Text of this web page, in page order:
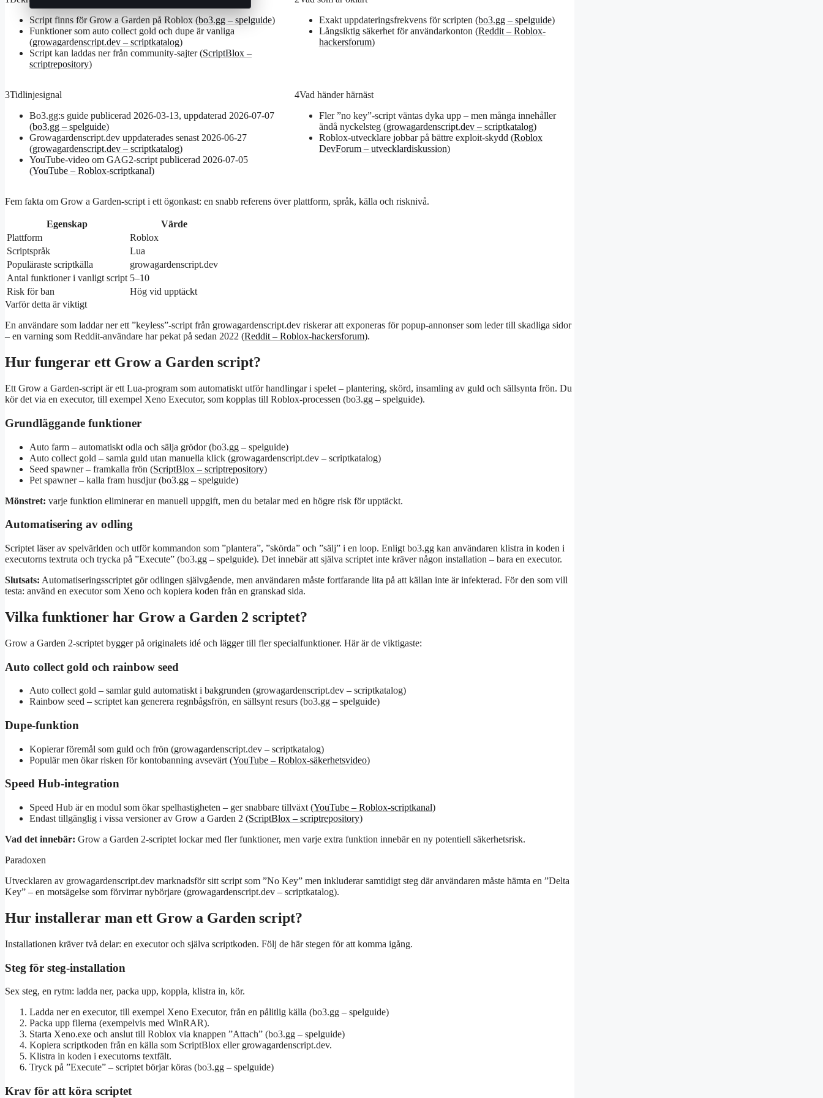
Script finns för Grow a Garden på Roblox (bo3.gg – spelguide)
Funktioner som auto collect gold och dupe är vanliga
(growagardenscript.dev – scriptkatalog)
Script kan laddas ner från community-sajter (ScriptBlox –
scriptrepository)
Exakt uppdateringsfrekvens för scripten (bo3.gg – spelguide)
Långsiktig säkerhet för användarkonton (Reddit – Roblox-
hackersforum)
3Tidlinjesignal
Bo3.gg:s guide publicerad 2026-03-13, uppdaterad 2026-07-07
(bo3.gg – spelguide)
Growagardenscript.dev uppdaterades senast 2026-06-27
(growagardenscript.dev – scriptkatalog)
YouTube-video om GAG2-script publicerad 2026-07-05
(YouTube – Roblox-scriptkanal)
4Vad händer härnäst
Fler ”no key”-script väntas dyka upp – men många innehåller
ändå nyckelsteg (growagardenscript.dev – scriptkatalog)
Roblox-utvecklare jobbar på bättre exploit-skydd (Roblox
DevForum – utvecklardiskussion)
Fem fakta om Grow a Garden-script i ett ögonkast: en snabb referens över plattform, språk, källa och risknivå.
Egenskap
Värde
Plattform
Roblox
Scriptspråk
Lua
Populäraste scriptkälla
growagardenscript.dev
Antal funktioner i vanligt script 5–10
Risk för ban
Hög vid upptäckt
Varför detta är viktigt
En användare som laddar ner ett ”keyless”-script från growagardenscript.dev riskerar att exponeras för popup-annonser som leder till skadliga sidor
– en varning som Reddit-användare har pekat på sedan 2022 (Reddit – Roblox-hackersforum).
Hur fungerar ett Grow a Garden script?
Ett Grow a Garden-script är ett Lua-program som automatiskt utför handlingar i spelet – plantering, skörd, insamling av guld och sällsynta frön. Du
kör det via en executor, till exempel Xeno Executor, som kopplas till Roblox-processen (bo3.gg – spelguide).
Grundläggande funktioner
Auto farm – automatiskt odla och sälja grödor (bo3.gg – spelguide)
Auto collect gold – samla guld utan manuella klick (growagardenscript.dev – scriptkatalog)
Seed spawner – framkalla frön (ScriptBlox – scriptrepository)
Pet spawner – kalla fram husdjur (bo3.gg – spelguide)
Mönstret: varje funktion eliminerar en manuell uppgift, men du betalar med en högre risk för upptäckt.
Automatisering av odling
Scriptet läser av spelvärlden och utför kommandon som ”plantera”, ”skörda” och ”sälj” i en loop. Enligt bo3.gg kan användaren klistra in koden i
executorns textruta och trycka på ”Execute” (bo3.gg – spelguide). Det innebär att själva scriptet inte kräver någon installation – bara en executor.
Slutsats: Automatiseringsscriptet gör odlingen självgående, men användaren måste fortfarande lita på att källan inte är infekterad. För den som vill
testa: använd en executor som Xeno och kopiera koden från en granskad sida.
Vilka funktioner har Grow a Garden 2 scriptet?
Grow a Garden 2-scriptet bygger på originalets idé och lägger till fler specialfunktioner. Här är de viktigaste:
Auto collect gold och rainbow seed
Auto collect gold – samlar guld automatiskt i bakgrunden (growagardenscript.dev – scriptkatalog)
Rainbow seed – scriptet kan generera regnbågsfrön, en sällsynt resurs (bo3.gg – spelguide)
Dupe-funktion
Kopierar föremål som guld och frön (growagardenscript.dev – scriptkatalog)
Populär men ökar risken för kontobanning avsevärt (YouTube – Roblox-säkerhetsvideo)
Speed Hub-integration
Speed Hub är en modul som ökar spelhastigheten – ger snabbare tillväxt (YouTube – Roblox-scriptkanal)
Endast tillgänglig i vissa versioner av Grow a Garden 2 (ScriptBlox – scriptrepository)
Vad det innebär: Grow a Garden 2-scriptet lockar med fler funktioner, men varje extra funktion innebär en ny potentiell säkerhetsrisk.
Paradoxen
Utvecklaren av growagardenscript.dev marknadsför sitt script som ”No Key” men inkluderar samtidigt steg där användaren måste hämta en ”Delta
Key” – en motsägelse som förvirrar nybörjare (growagardenscript.dev – scriptkatalog).
Hur installerar man ett Grow a Garden script?
Installationen kräver två delar: en executor och själva scriptkoden. Följ de här stegen för att komma igång.
Steg för steg-installation
Sex steg, en rytm: ladda ner, packa upp, koppla, klistra in, kör.
Ladda ner en executor, till exempel Xeno Executor, från en pålitlig källa (bo3.gg – spelguide)
Packa upp filerna (exempelvis med WinRAR).
Starta Xeno.exe och anslut till Roblox via knappen ”Attach” (bo3.gg – spelguide)
Kopiera scriptkoden från en källa som ScriptBlox eller growagardenscript.dev.
Klistra in koden i executorns textfält.
Tryck på ”Execute” – scriptet börjar köras (bo3.gg – spelguide)
Krav för att köra scriptet